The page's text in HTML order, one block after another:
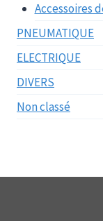
Accessoires
PNEUMATIQUE
ELECTRIQUE
DIVERS
Non classé